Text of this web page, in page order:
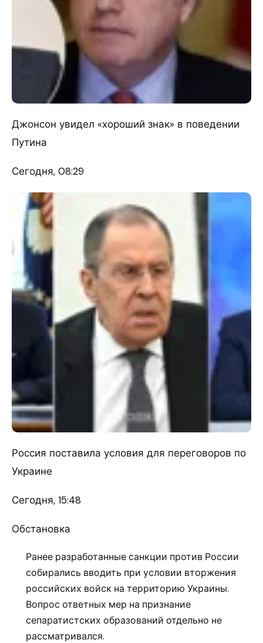
Джонсон увидел «хороший знак» в поведении
Путина
Сегодня, 08:29
Россия поставила условия для переговоров по
Украине
Сегодня, 15:48
Обстановка
Ранее разработанные санкции против России
собирались вводить при условии вторжения
российских войск на территорию Украины.
Вопрос ответных мер на признание
сепаратистских образований отдельно не
рассматривался.